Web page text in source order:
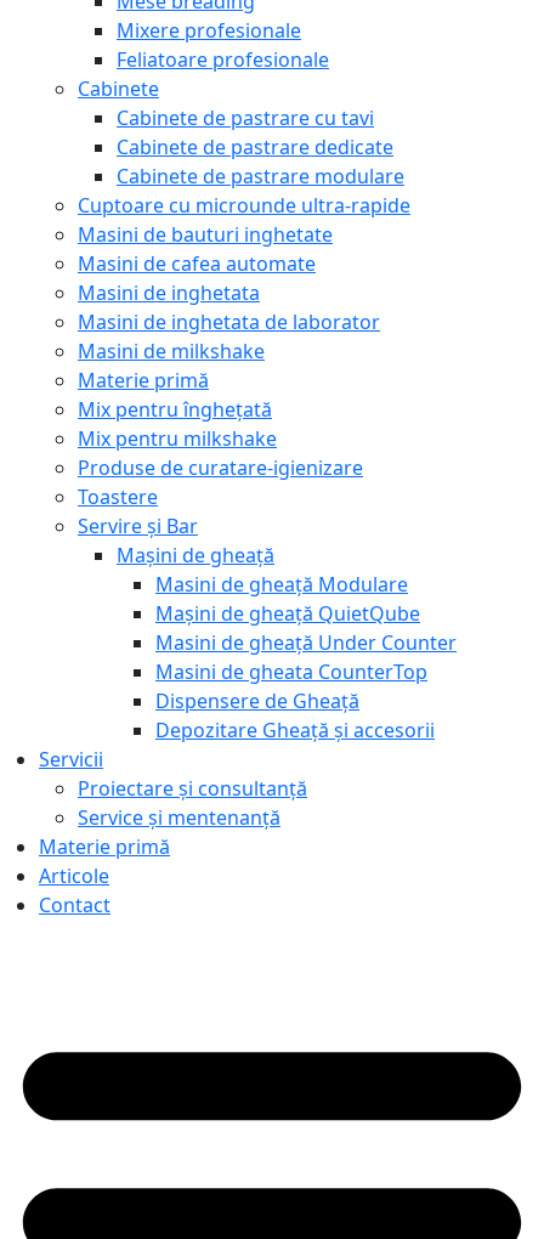
Mixere profesionale
Feliatoare profesionale
Cabinete
Cabinete de pastrare cu tavi
Cabinete de pastrare dedicate
Cabinete de pastrare modulare
Cuptoare cu microunde ultra-rapide
Masini de bauturi inghetate
Masini de cafea automate
Masini de inghetata
Masini de inghetata de laborator
Masini de milkshake
Materie primă
Mix pentru înghețată
Mix pentru milkshake
Produse de curatare-igienizare
Toastere
Servire și Bar
Mașini de gheață
Masini de gheață Modulare
Mașini de gheață QuietQube
Masini de gheață Under Counter
Masini de gheata CounterTop
Dispensere de Gheață
Depozitare Gheață și accesorii
Servicii
Proiectare și consultanță
Service și mentenanță
Materie primă
Articole
Contact